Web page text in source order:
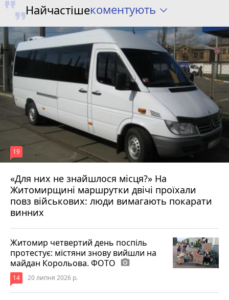
Найчастішекоментують
«Для них не знайшлося місця?» На
Житомирщині маршрутки двічі проїхали
повз військових: люди вимагають покарати
винних
19
17 липня 2026 р.
Житомир четвертий день поспіль
протестує: містяни знову вийшли на
майдан Корольова. ФОТО photo_camera
14 20 липня 2026 р.